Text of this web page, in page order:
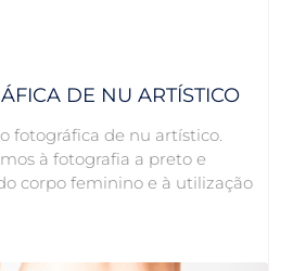
DE NU ARTÍSTICO
fotográfica de nu artístico.
à fotografia a preto e
corpo feminino e à utilização